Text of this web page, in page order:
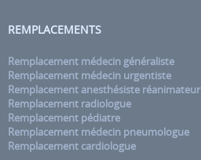
REMPLACEMENTS
Remplacement médecin généraliste
Remplacement médecin urgentiste
Remplacement anesthésiste réanimateur
Remplacement radiologue
Remplacement pédiatre
Remplacement médecin pneumologue
Remplacement cardiologue